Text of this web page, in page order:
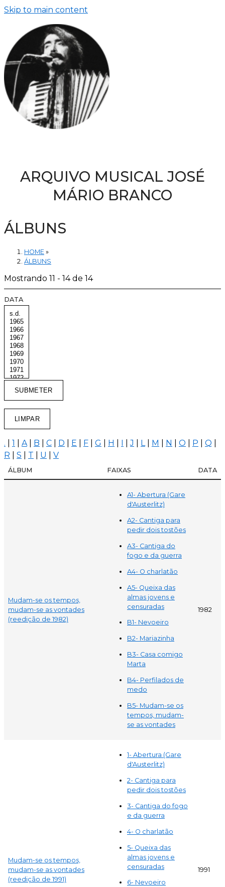
Skip to main content
ARQUIVO MUSICAL JOSÉ
MÁRIO BRANCO
ÁLBUNS
HOME »
ÁLBUNS
Mostrando 11 - 14 de 14
DATA
. 1 A B C D E F G H I |J L M N O P Q
R
S T U V
ÁLBUM FAIXAS DATA
Mudam-se os tempos,
mudam-se as vontades
(reedição de 1982)
A1- Abertura (Gare
d'Austerlitz)
A2- Cantiga para
pedir dois tostões
A3- Cantiga do
fogo e da guerra
A4- O charlatão
A5- Queixa das
almas jovens e
censuradas
B1- Nevoeiro
B2- Mariazinha
B3- Casa comigo
Marta
B4- Perfilados de
medo
B5- Mudam-se os
tempos, mudam-
se as vontades
1982
Mudam-se os tempos,
mudam-se as vontades
(reedição de 1991)
1- Abertura (Gare
d'Austerlitz)
2- Cantiga para
pedir dois tostões
3- Cantiga do fogo
e da guerra
4- O charlatão
5- Queixa das
almas jovens e
censuradas
6- Nevoeiro
1991